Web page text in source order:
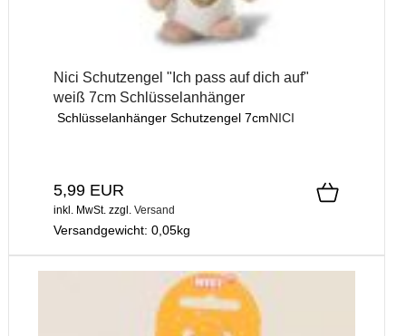
Nici Schutzengel "Ich pass auf dich auf"
weiß 7cm Schlüsselanhänger
Schlüsselanhänger Schutzengel 7cmNICI
5,99 EUR
inkl. MwSt. zzgl. Versand
Versandgewicht: 0,05kg